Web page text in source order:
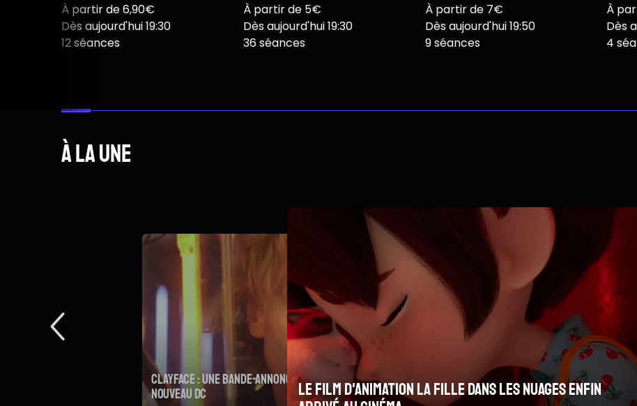
À partir de 6,90€
Dès aujourd'hui 19:30
12 séances
À partir de 5€
Dès aujourd'hui 19:30
36 séances
À partir de 7€
Dès aujourd'hui 19:50
9 séances
À
Dès
4
À la une
Clayface : une bande-annonce terrifiante pour le
nouveau DC
Clayface dévoile une bande-annonce sombre et terrifiante.
Le film d'animation La Fille dans les nuages enfin
arrivé au cinéma
Sur la route d'Omaha : inspiré d'une histoire vraie
Le nouveau Fantômas
mystérieux avec